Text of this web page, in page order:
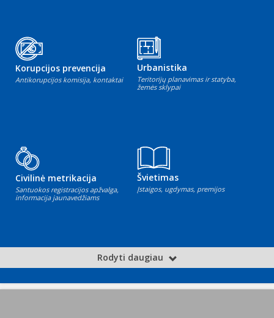
Korupcijos prevencija
Antikorupcijos komisija, kontaktai
Urbanistika
Teritorijų planavimas ir statyba,
žemės sklypai
Civilinė metrikacija
Santuokos registracijos apžvalga,
informacija jaunavedžiams
Švietimas
Įstaigos, ugdymas, premijos
Rodyti daugiau